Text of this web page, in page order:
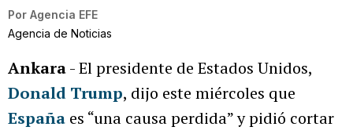
Por Agencia EFE
Agencia de Noticias
Ankara- El presidente de Estados Unidos,
Donald Trump, dijo este miércoles que
España es “una causa perdida” y pidió cortar